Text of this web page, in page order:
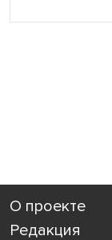
О проекте
Редакция